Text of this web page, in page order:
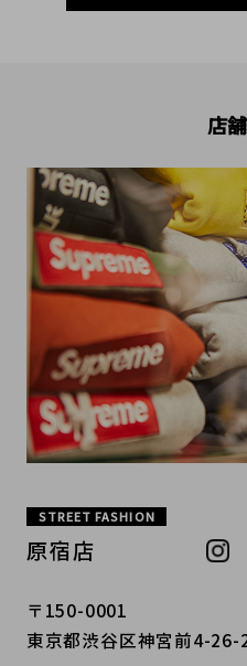
店
STREET FASHION
原宿店
〒150-0001
東京都渋谷区神宮前4-26-